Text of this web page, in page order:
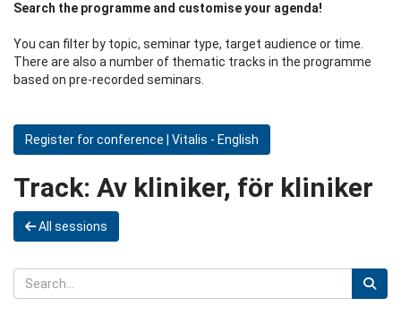
Search the programme and customise your agenda!
You can filter by topic, seminar type, target audience or time.
There are also a number of thematic tracks in the programme
based on pre-recorded seminars.
Register for conference | Vitalis - English
Track: Av kliniker, för kliniker
All sessions